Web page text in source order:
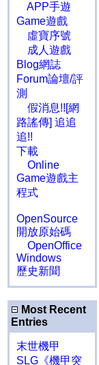
APP手遊
Game遊戲
虛寶序號
成人遊戲
Blog網誌
Forum論壇/評
測
假消息!![網
路謠傳] 追追
追!!
下載
Online
Game遊戲主
程式
OpenSource
開放原始碼
OpenOffice
Windows
歷史新聞
Most Recent
Entries
末世機甲
SLG《機甲突